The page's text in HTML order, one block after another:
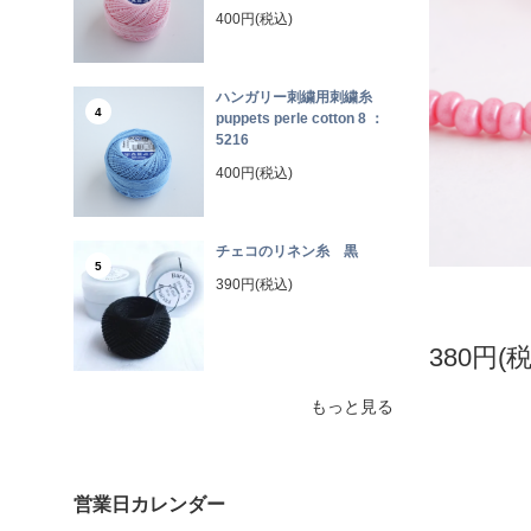
400円(税込)
4
ハンガリー刺繍用刺繍糸
puppets perle cotton 8 ：
5216
400円(税込)
5
チェコのリネン糸 黒
390円(税込)
もっと見る
営業日カレンダー
380円(